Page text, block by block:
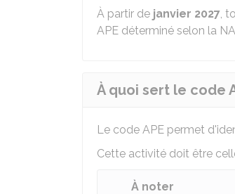
À partir de janvier 2027,
APE déterminé selon la
À quoi sert le code
Le code APE permet
Cette activité doit être
À noter